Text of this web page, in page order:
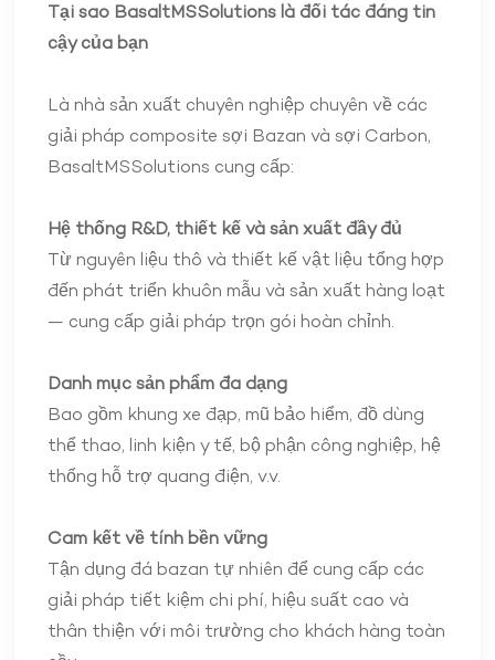
Tại sao BasaltMSSolutions là đối tác đáng tin
cậy của bạn
Là nhà sản xuất chuyên nghiệp chuyên về các
giải pháp composite sợi Bazan và sợi Carbon,
BasaltMSSolutions cung cấp:
Hệ thống R&D, thiết kế và sản xuất đầy đủ
Từ nguyên liệu thô và thiết kế vật liệu tổng hợp
đến phát triển khuôn mẫu và sản xuất hàng loạt
— cung cấp giải pháp trọn gói hoàn chỉnh.
Danh mục sản phẩm đa dạng
Bao gồm khung xe đạp, mũ bảo hiểm, đồ dùng
thể thao, linh kiện y tế, bộ phận công nghiệp, hệ
thống hỗ trợ quang điện, v.v.
Cam kết về tính bền vững
Tận dụng đá bazan tự nhiên để cung cấp các
giải pháp tiết kiệm chi phí, hiệu suất cao và
thân thiện với môi trường cho khách hàng toàn